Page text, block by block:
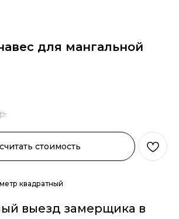
для мангальной
стоимость
квадратный
выезд замерщика в